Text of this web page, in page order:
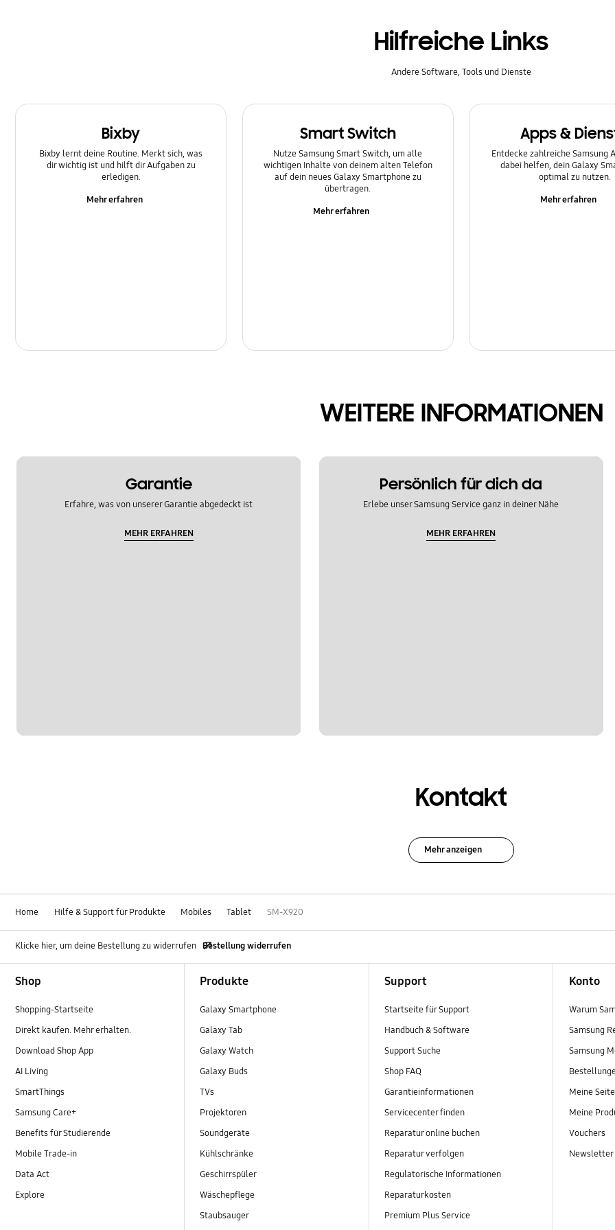
Stromversorgung
Hilfreiche Links
Andere Software, Tools und Dienste
Bixby
Bixby lernt deine Routine. Merkt sich, was
dir wichtig ist und hilft dir Aufgaben zu
erledigen.
Mehr erfahren
Smart Switch
Nutze Samsung Smart Switch, um alle
wichtigen Inhalte von deinem alten Telefon
auf dein neues Galaxy Smartphone zu
übertragen.
Mehr erfahren
Apps &
Entdecke zahlreiche Samsung
dabei helfen, dein Galaxy
optimal zu nutzen.
Mehr erfahren
WEITERE INFORMATIONEN
Garantie
Erfahre, was von unserer Garantie abgedeckt ist
MEHR ERFAHREN
Persönlich für dich da
Erlebe unser Samsung Service ganz in deiner Nähe
MEHR ERFAHREN
Kontakt
Mehr anzeigen
Home Hilfe & Support für Produkte Mobiles Tablet SM-X920
Klicke hier, um deine Bestellung zu widerrufen Bestellung widerrufen
Shop
Shopping-Startseite
Direkt kaufen. Mehr erhalten.
Download Shop App
AI Living
SmartThings
Samsung Care+
Benefits für Studierende
Mobile Trade-in
Data Act
Explore
Produkte
Galaxy Smartphone
Galaxy Tab
Galaxy Watch
Galaxy Buds
TVs
Projektoren
Soundgeräte
Kühlschränke
Geschirrspüler
Wäschepflege
Staubsauger
Support
Startseite für Support
Handbuch & Software
Support Suche
Shop FAQ
Garantieinformationen
Servicecenter finden
Reparatur online buchen
Reparatur verfolgen
Regulatorische Informationen
Reparaturkosten
Premium Plus Service
Konto
Warum
Samsung
Samsung
Meine Seite
Meine
Vouchers
Newsletter